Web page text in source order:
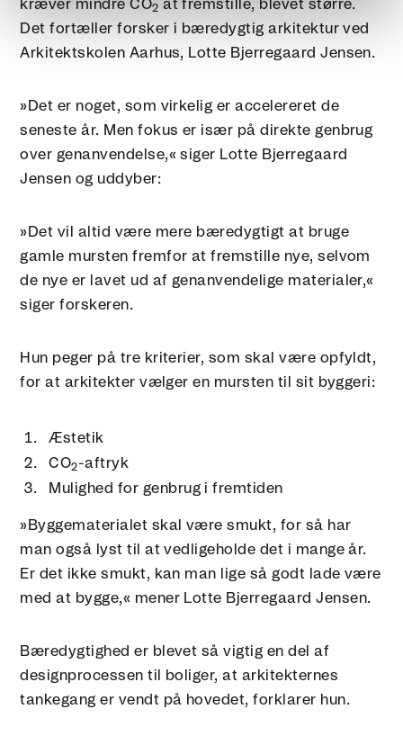
kræver mindre CO2 at fremstille, blevet større.
Det fortæller forsker i bæredygtig arkitektur ved
Arkitektskolen Aarhus, Lotte Bjerregaard Jensen.
»Det er noget, som virkelig er accelereret de
seneste år. Men fokus er især på direkte genbrug
over genanvendelse,« siger Lotte Bjerregaard
Jensen og uddyber:
»Det vil altid være mere bæredygtigt at bruge
gamle mursten fremfor at fremstille nye, selvom
de nye er lavet ud af genanvendelige materialer,«
siger forskeren.
Hun peger på tre kriterier, som skal være opfyldt,
for at arkitekter vælger en mursten til sit byggeri:
Æstetik
CO2-aftryk
Mulighed for genbrug i fremtiden
»Byggematerialet skal være smukt, for så har
man også lyst til at vedligeholde det i mange år.
Er det ikke smukt, kan man lige så godt lade være
med at bygge,« mener Lotte Bjerregaard Jensen.
Bæredygtighed er blevet så vigtig en del af
designprocessen til boliger, at arkitekternes
tankegang er vendt på hovedet, forklarer hun.